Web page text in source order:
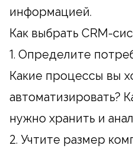
информацией.
Как выбрать CRM-
1. Определите
Какие процессы вы
автоматизировать?
нужно хранить и
2. Учтите размер